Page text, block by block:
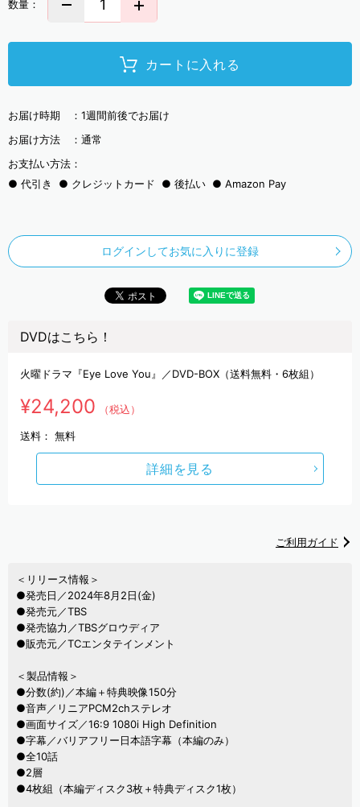
数量：
カートに入れる
お届け時期 ： 1週間前後でお届け
お届け方法 ： 通常
お支払い方法：
代引き
クレジットカード 後払い Amazon Pay
ログインしてお気に入りに登録
DVDはこちら！
火曜ドラマ『Eye Love You』／DVD-BOX（送料無料・6枚組）
¥24,200 （税込）
送料： 無料
詳細を見る
ご利用ガイド
＜リリース情報＞
●発売日／2024年8月2日(金)
●発売元／TBS
●発売協力／TBSグロウディア
●販売元／TCエンタテインメント
＜製品情報＞
●分数(約)／本編＋特典映像150分
●音声／リニアPCM2chステレオ
●画面サイズ／16:9 1080i High Definition
●字幕／バリアフリー日本語字幕（本編のみ）
●全10話
●2層
●4枚組（本編ディスク3枚＋特典ディスク1枚）